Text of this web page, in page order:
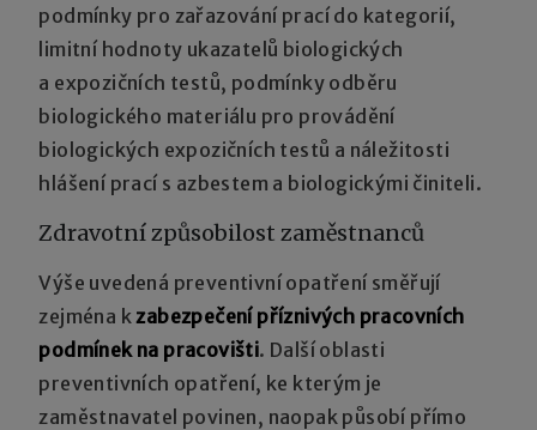
podmínky pro zařazování prací do kategorií,
limitní hodnoty ukazatelů biologických
a expozičních testů, podmínky odběru
biologického materiálu pro provádění
biologických expozičních testů a náležitosti
hlášení prací s azbestem a biologickými činiteli.
Zdravotní způsobilost zaměstnanců
Výše uvedená preventivní opatření směřují
zejména kzabezpečení příznivých pracovních
podmínek na pracovišti. Další oblasti
preventivních opatření, ke kterým je
zaměstnavatel povinen, naopak působí přímo